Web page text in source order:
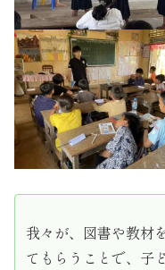
我々が、図書や教材
てもらうことで、子